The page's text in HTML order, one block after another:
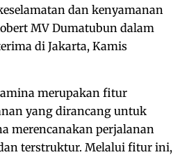
dan kenyamanan
MV Dumatubun dalam
di Jakarta, Kamis
merupakan fitur
yang dirancang untuk
merencanakan perjalanan
terstruktur. Melalui fitur ini,